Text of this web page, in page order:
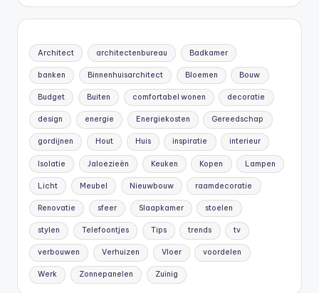
Architect architectenbureau Badkamer
banken Binnenhuisarchitect Bloemen Bouw
Budget Buiten comfortabel wonen decoratie
design energie Energiekosten Gereedschap
gordijnen Hout Huis inspiratie interieur
Isolatie Jaloezieën Keuken Kopen Lampen
Licht Meubel Nieuwbouw raamdecoratie
Renovatie sfeer Slaapkamer stoelen
stylen Telefoontjes Tips trends tv
verbouwen Verhuizen Vloer voordelen
Werk Zonnepanelen Zuinig